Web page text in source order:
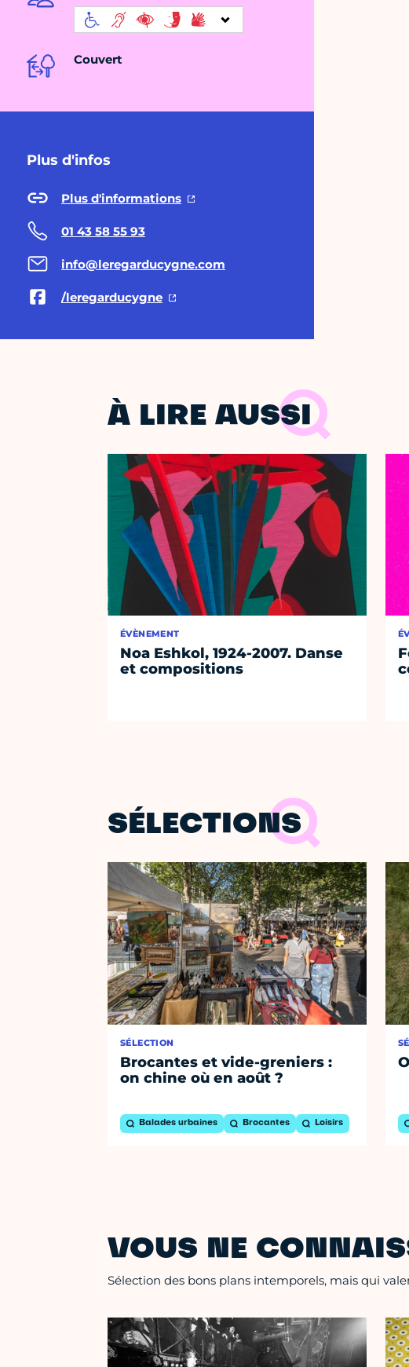
Couvert
Plus d'infos
Plus d'informations
01 43 58 55 93
info@leregarducygne.com
/leregarducygne
À LIRE AUSSI
ÉVÈNEMENT
Noa Eshkol, 1924-2007. Danse
et compositions
SÉLECTIONS
SÉLECTION
Brocantes et vide-greniers :
on chine où en août ?
Balades urbaines Brocantes Loisirs
VOUS NE
Sélection des bons plans intemporels, mais qui